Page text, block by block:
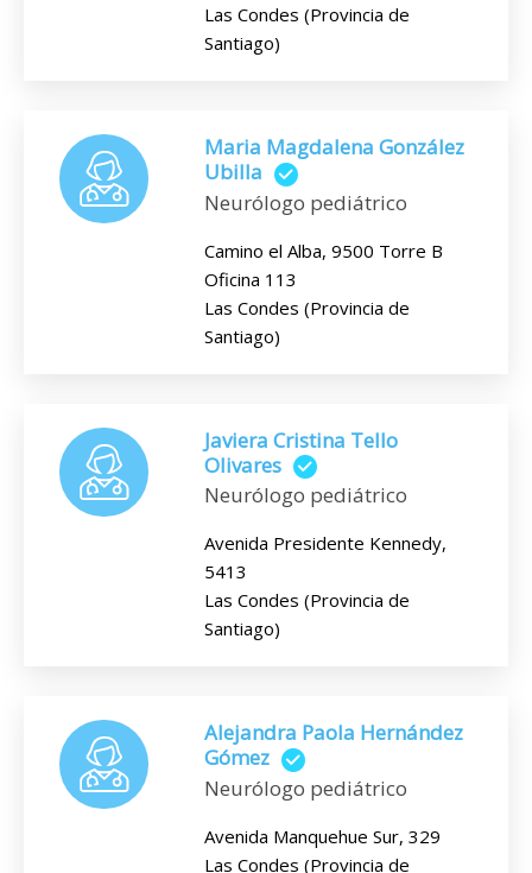
Las Condes (Provincia de
Santiago)
Maria Magdalena González
Ubilla
Neurólogo pediátrico
Camino el Alba, 9500 Torre B
Oficina 113
Las Condes (Provincia de
Santiago)
Javiera Cristina Tello
Olivares
Neurólogo pediátrico
Avenida Presidente Kennedy,
5413
Las Condes (Provincia de
Santiago)
Alejandra Paola Hernández
Gómez
Neurólogo pediátrico
Avenida Manquehue Sur, 329
Las Condes (Provincia de